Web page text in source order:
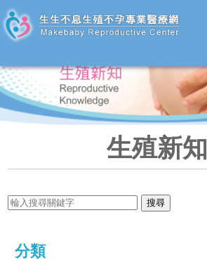
生殖新知
分類